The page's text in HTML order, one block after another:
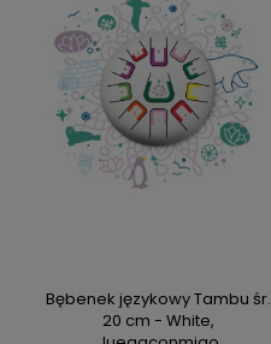
Bębenek językowy Tambu śr.
20 cm - White,